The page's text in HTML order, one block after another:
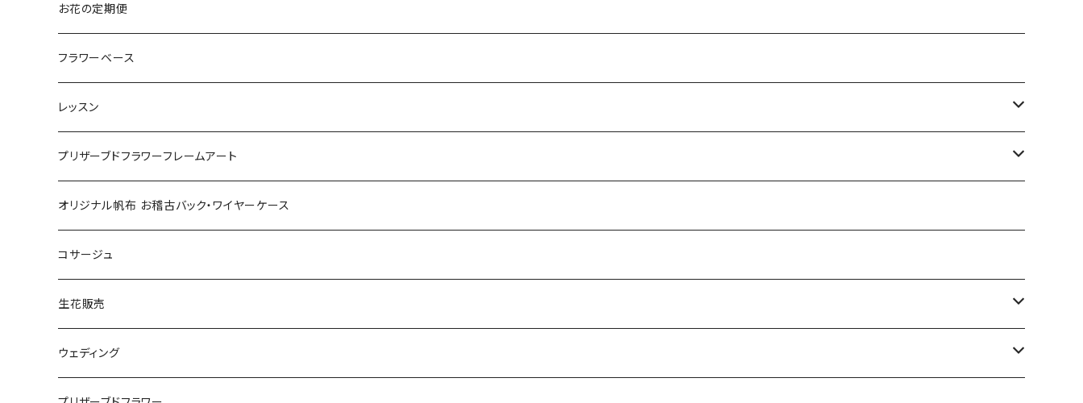
クリスマス
お正月
母の日
リース
敬老の日
お花の定期便
フラワーベース
レッスン
プリキャン
12回分一括払い
12回分月ごとのお支払い
プリザーブドフラワーフレームアート
プリザーブドキャンバス
プリザーブドピクチャー
オリジナル帆布 お稽古バック・ワイヤーケース
コサージュ
生花販売
ブーケ
ウェディング